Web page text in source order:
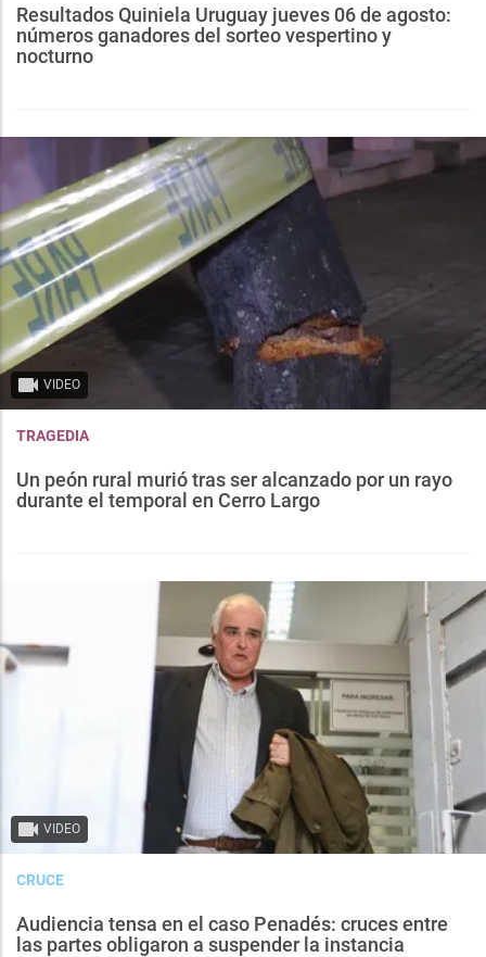
Resultados Quiniela Uruguay jueves 06 de agosto:
números ganadores del sorteo vespertino y
nocturno
VIDEO
TRAGEDIA
Un peón rural murió tras ser alcanzado por un rayo
durante el temporal en Cerro Largo
VIDEO
CRUCE
Audiencia tensa en el caso Penadés: cruces entre
las partes obligaron a suspender la instancia